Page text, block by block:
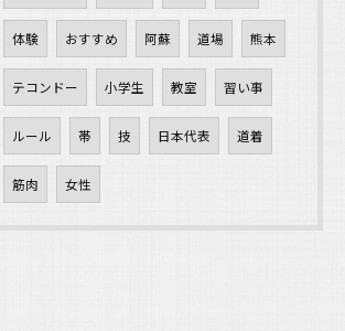
体験 おすすめ 阿蘇 道場 熊本
テコンドー 小学生 教室 習い事
ルール 帯 技 日本代表 道着
筋肉 女性